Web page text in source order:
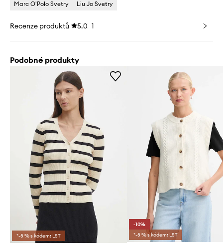
Marc O'Polo Svetry
Liu Jo Svetry
Recenze produktů 5.0 1
Podobné produkty
*-5 % s kódem: LST
-10%
*-5 % s kódem: LST